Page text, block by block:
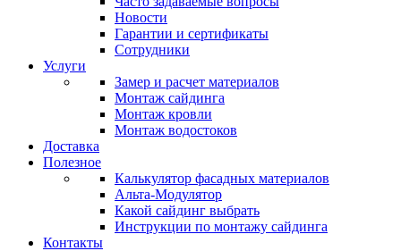
Новости
Гарантии и сертификаты
Сотрудники
Услуги
Замер и расчет материалов
Монтаж сайдинга
Монтаж кровли
Монтаж водостоков
Доставка
Полезное
Калькулятор фасадных материалов
Альта-Модулятор
Какой сайдинг выбрать
Инструкции по монтажу сайдинга
Контакты